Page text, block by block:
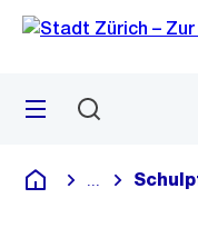
Navigation
Sprunglink
Menü
Deutsch
Blende alle